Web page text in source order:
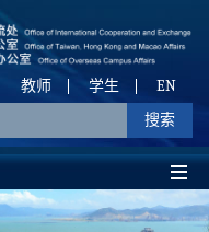
教师 学生 EN